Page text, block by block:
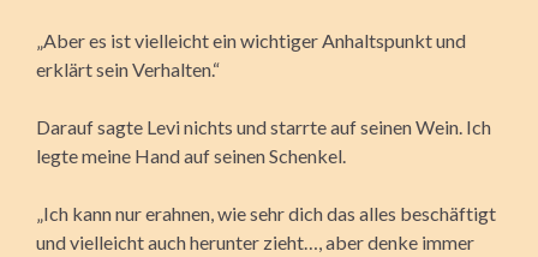
„Aber es ist vielleicht ein wichtiger Anhaltspunkt und
erklärt sein Verhalten.“
Darauf sagte Levi nichts und starrte auf seinen Wein. Ich
legte meine Hand auf seinen Schenkel.
„Ich kann nur erahnen, wie sehr dich das alles beschäftigt
und vielleicht auch herunter zieht…, aber denke immer